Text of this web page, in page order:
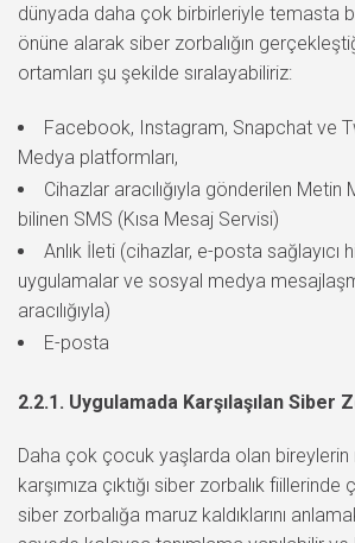
dünyada daha çok birbirleriyle temasta
önüne alarak siber zorbalığın
ortamları şu şekilde sıralayabiliriz:
Facebook, Instagram, Snapchat ve
Medya platformları,
Cihazlar aracılığıyla gönderilen Metin
bilinen SMS (Kısa Mesaj Servisi)
Anlık İleti (cihazlar, e-posta sağlayıcı
uygulamalar ve sosyal medya
aracılığıyla)
E-posta
2.2.1. Uygulamada Karşılaşılan Siber
Daha çok çocuk yaşlarda olan
karşımıza çıktığı siber zorbalık fiillerinde
siber zorbalığa maruz kaldıklarını